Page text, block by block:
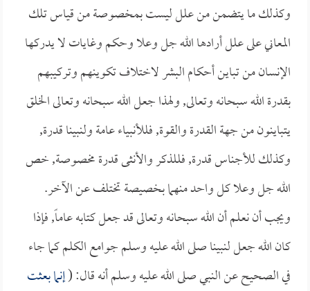
وكذلك ما يتضمن من علل ليست بمخصوصة من قياس تلك
المعاني على علل أرادها الله جل وعلا وحكم وغايات لا يدركها
الإنسان من تباين أحكام البشر لاختلاف تكوينهم وتركيبهم
بقدرة الله سبحانه وتعالى, ولهذا جعل الله سبحانه وتعالى الخلق
يتباينون من جهة القدرة والقوة, فللأنبياء عامة ولنبينا قدرة,
وكذلك للأجناس قدرة, فللذكر والأنثى قدرة مخصوصة, خص
الله جل وعلا كل واحد منهما بخصيصة تختلف عن الآخر.
ويجب أن نعلم أن الله سبحانه وتعالى قد جعل كتابه عاماً, فإذا
كان الله جعل لنبينا صلى الله عليه وسلم جوامع الكلم كما جاء
في الصحيح عن النبي صلى الله عليه وسلم أنه قال: (إنما بعثت